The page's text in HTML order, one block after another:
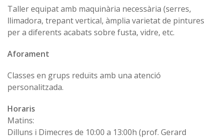
Taller equipat amb maquinària necessària (serres,
llimadora, trepant vertical, àmplia varietat de pintures
per a diferents acabats sobre fusta, vidre, etc.
Aforament
Classes en grups reduïts amb una atenció
personalitzada.
Horaris
Matins:
Dilluns i Dimecres de 10:00 a 13:00h (prof. Gerard